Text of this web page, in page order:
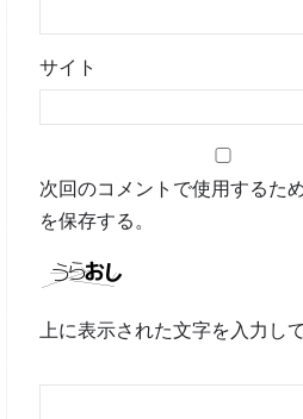
サイト
次回のコメントで使用するた
を保存する。
上に表示された文字を入力し